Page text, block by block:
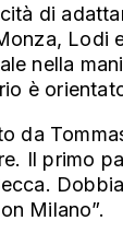
di
Lodi
nella
è
Il primo
Milano”.